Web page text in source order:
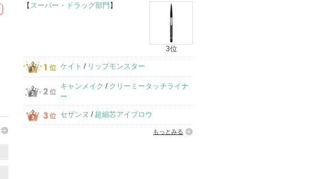
【 スーパー・ドラッグ部門 】
3位
ケイト / リップモンスター
キャンメイク / クリーミータッチライナ
ー
セザンヌ / 超細芯アイブロウ
もっとみる